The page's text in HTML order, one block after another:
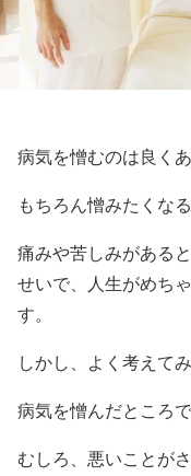
病気を憎むのは良くあ
もちろん憎みたくな
痛みや苦しみがある
せいで、人生がめち
す。
しかし、よく考えて
病気を憎んだところ
むしろ、悪いことが